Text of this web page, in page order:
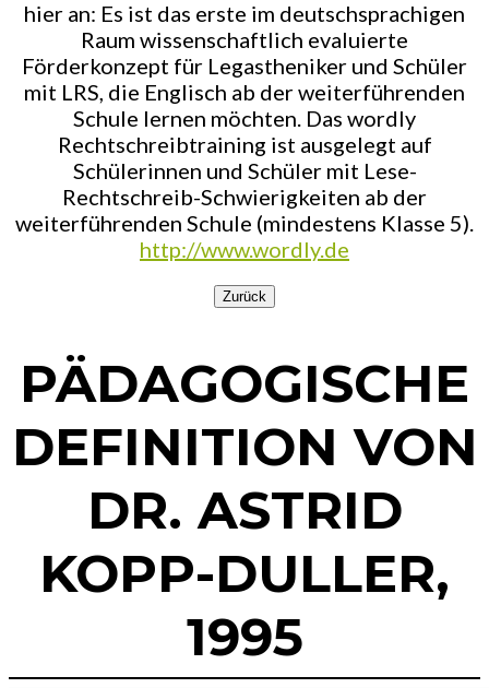
hier an: Es ist das erste im deutschsprachigen
Raum wissenschaftlich evaluierte
Förderkonzept für Legastheniker und Schüler
mit LRS, die Englisch ab der weiterführenden
Schule lernen möchten. Das wordly
Rechtschreibtraining ist ausgelegt auf
Schülerinnen und Schüler mit Lese-
Rechtschreib-Schwierigkeiten ab der
weiterführenden Schule (mindestens Klasse 5).
http://www.wordly.de
Zurück
PÄDAGOGISCHE
DEFINITION VON
DR. ASTRID
KOPP-DULLER,
1995